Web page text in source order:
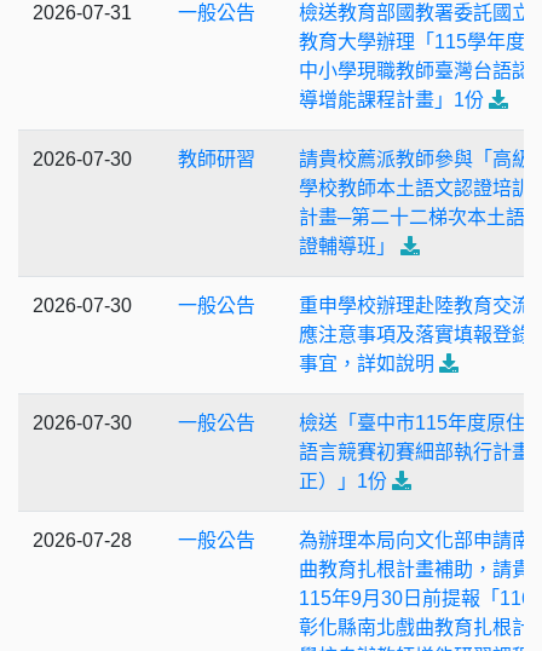
2026-07-31 一般公告
檢送教育部國教署委託國立
教育大學辦理「115學年度
中小學現職教師臺灣台語認
導增能課程計畫」1份
2026-07-30 教師研習
請貴校薦派教師參與「高級
學校教師本土語文認證培訓
計畫─第二十二梯次本土語
證輔導班」
2026-07-30 一般公告
重申學校辦理赴陸教育交流
應注意事項及落實填報登錄
事宜，詳如說明
2026-07-30 一般公告
檢送「臺中市115年度原住
語言競賽初賽細部執行計畫
正）」1份
2026-07-28 一般公告
為辦理本局向文化部申請南
曲教育扎根計畫補助，請貴
115年9月30日前提報「116
彰化縣南北戲曲教育扎根計